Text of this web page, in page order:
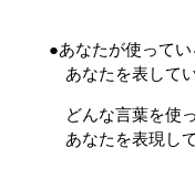
●あなたが使って
あなたを表して
どんな言葉を使
あなたを表現し